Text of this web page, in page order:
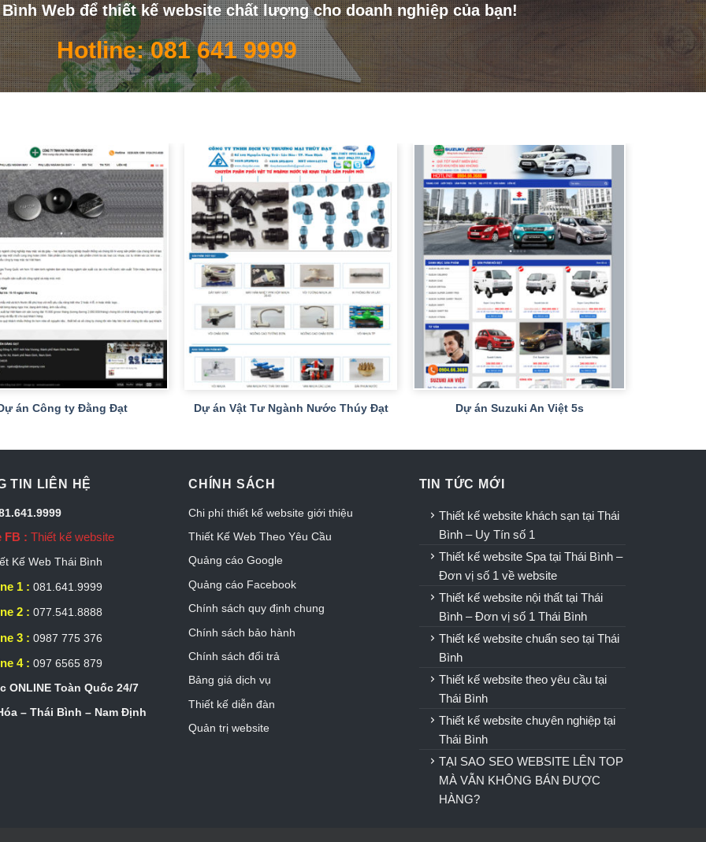
Web để thiết kế website chất lượng cho doanh nghiệp của bạn!
Hotline: 081 641 9999
án Công ty Đằng Đạt
+
Dự án Vật Tư Ngành Nước Thúy Đạt
+
Dự án Suzuki An Việt 5s
TIN LIÊN HỆ
FB : Thiết kế website
Kế Web Thái Bình
1 : 081.641.9999
2 : 077.541.8888
3 : 0987 775 376
4 : 097 6565 879
ONLINE Toàn Quốc 24/7
– Thái Bình – Nam Định
CHÍNH SÁCH
Chi phí thiết kế website giới thiệu
Thiết Kế Web Theo Yêu Cầu
Quảng cáo Google
Quảng cáo Facebook
Chính sách quy định chung
Chính sách bảo hành
Chính sách đổi trả
Bảng giá dịch vụ
Thiết kế diễn đàn
Quản trị website
TIN TỨC MỚI
Thiết kế website khách sạn tại Thái
Bình – Uy Tín số 1
Thiết kế website Spa tại Thái Bình –
Đơn vị số 1 về website
Thiết kế website nội thất tại Thái
Bình – Đơn vị số 1 Thái Bình
Thiết kế website chuẩn seo tại Thái
Bình
Thiết kế website theo yêu cầu tại
Thái Bình
Thiết kế website chuyên nghiệp tại
Thái Bình
TẠI SAO SEO WEBSITE LÊN TOP
MÀ VẪN KHÔNG BÁN ĐƯỢC
HÀNG?